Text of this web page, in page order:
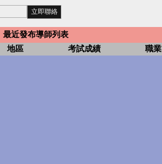
最近發布導師列表
地區 考試成績 職業